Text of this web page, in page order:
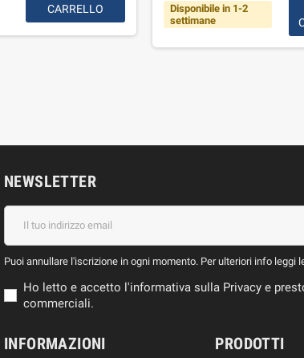
CARRELLO
Disponibile in 1-2
settimane
NEWSLETTER
Puoi annullare l'iscrizione in ogni momento. Per ulteriori info leggi
Ho letto e accetto l'informativa sulla Privacy e
commerciali.
INFORMAZIONI PRODOTTI